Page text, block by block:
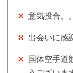
意気投合。
出会いに感
国体空手道